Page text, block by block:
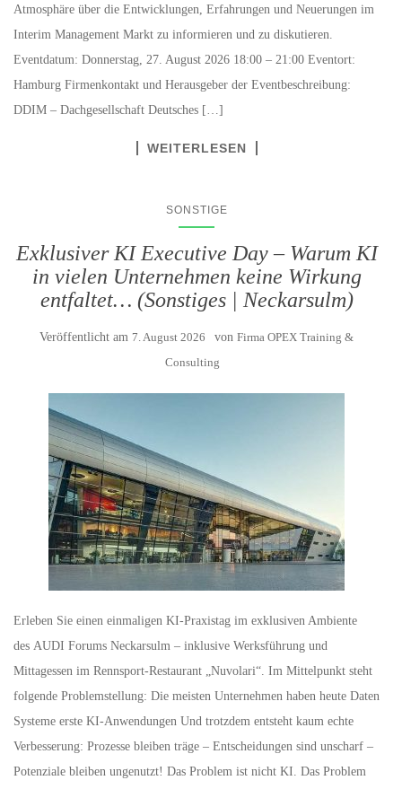
Atmosphäre über die Entwicklungen, Erfahrungen und Neuerungen im
Interim Management Markt zu informieren und zu diskutieren.
Eventdatum: Donnerstag, 27. August 2026 18:00 – 21:00 Eventort:
Hamburg Firmenkontakt und Herausgeber der Eventbeschreibung:
DDIM – Dachgesellschaft Deutsches […]
WEITERLESEN
SONSTIGE
Exklusiver KI Executive Day – Warum KI
in vielen Unternehmen keine Wirkung
entfaltet… (Sonstiges | Neckarsulm)
Veröffentlicht am 7. August 2026 von Firma OPEX Training &
Consulting
Erleben Sie einen einmaligen KI-Praxistag im exklusiven Ambiente
des AUDI Forums Neckarsulm – inklusive Werksführung und
Mittagessen im Rennsport-Restaurant „Nuvolari“. Im Mittelpunkt steht
folgende Problemstellung: Die meisten Unternehmen haben heute Daten
Systeme erste KI-Anwendungen Und trotzdem entsteht kaum echte
Verbesserung: Prozesse bleiben träge – Entscheidungen sind unscharf –
Potenziale bleiben ungenutzt! Das Problem ist nicht KI. Das Problem